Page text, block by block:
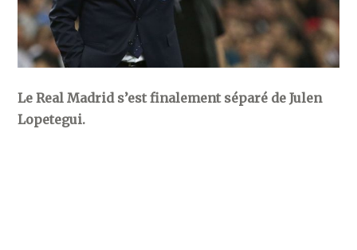
Le Real Madrid s’est finalement séparé de Julen
Lopetegui.